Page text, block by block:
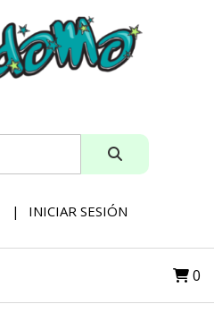
INICIAR SESIÓN
0